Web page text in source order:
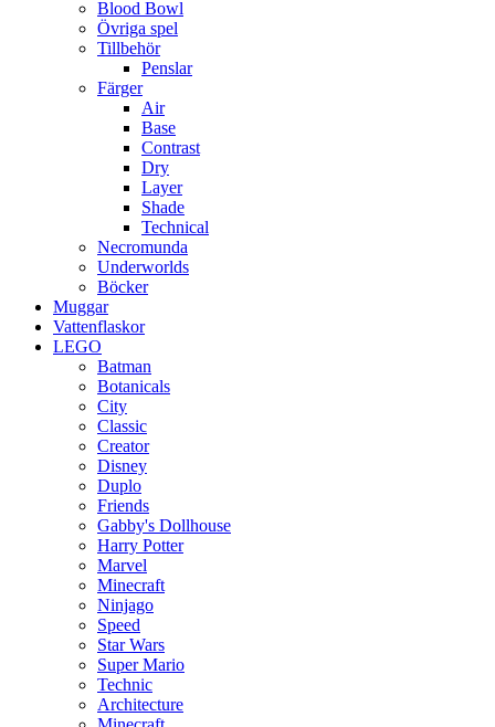
Blood Bowl
Övriga spel
Tillbehör
Penslar
Färger
Air
Base
Contrast
Dry
Layer
Shade
Technical
Necromunda
Underworlds
Böcker
Muggar
Vattenflaskor
LEGO
Batman
Botanicals
City
Classic
Creator
Disney
Duplo
Friends
Gabby's Dollhouse
Harry Potter
Marvel
Minecraft
Ninjago
Speed
Star Wars
Super Mario
Technic
Architecture